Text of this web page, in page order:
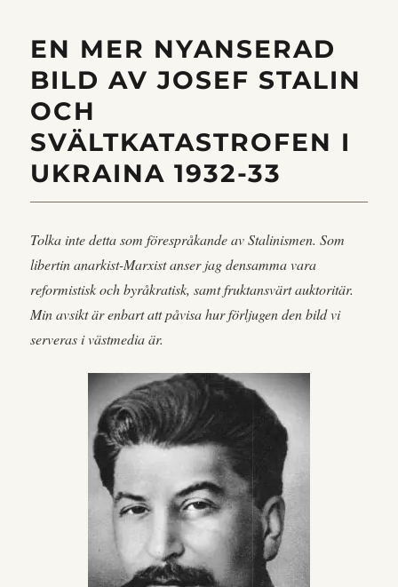
(Ang
Republika
ng
EN MER NYANSERAD
BILD AV JOSEF STALIN
OCH
SVÄLTKATASTROFEN I
UKRAINA 1932-33
Tolka inte detta som förespråkande av Stalinismen. Som
libertin anarkist-Marxist anser jag densamma vara
reformistisk och byråkratisk, samt fruktansvärt auktoritär.
Min avsikt är enbart att påvisa hur förljugen den bild vi
serveras i västmedia är.